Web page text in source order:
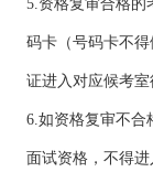
5.资格复审合格的
码卡（号码卡不
证进入对应候考室
6.如资格复审不合
面试资格，不得